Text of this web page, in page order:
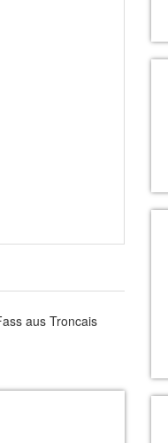
aus Troncais